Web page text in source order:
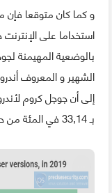
و كما كان متوقعا
بالوضعية المهيمنة
إلى أن جوجل كروم
بـ 33,14 في المئة من حصة السوق.